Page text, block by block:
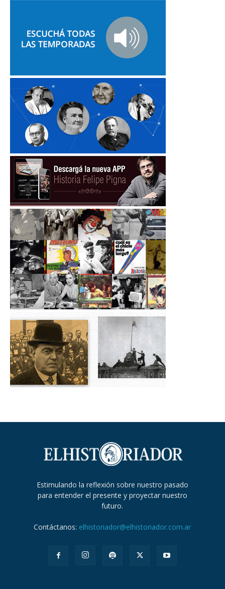
Estimulando la reflexión sobre nuestro pasado
para entender el presente y proyectar nuestro
futuro.
Contáctanos: elhistoriador@elhistoriador.com.ar